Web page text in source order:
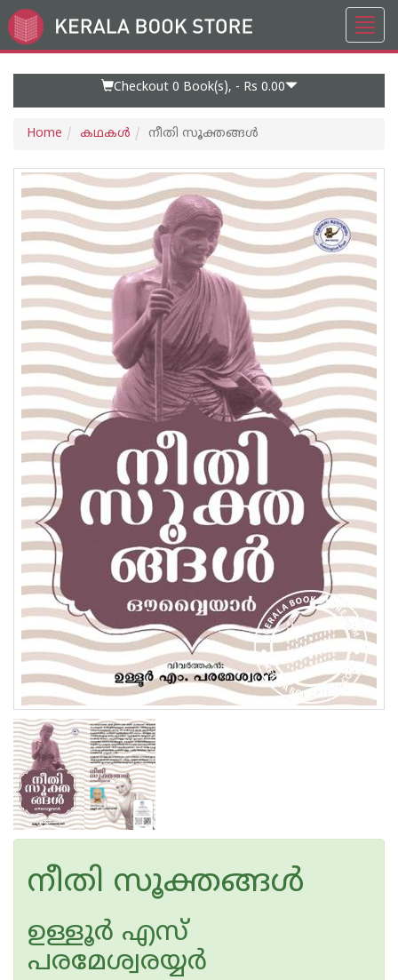
Go
to
Checkout 0 Book(s), - Rs 0.00
Home കഥകള്‍ നീതി സൂക്തങ്ങള്‍
നീതി സൂക്തങ്ങള്‍
ഉള്ളൂര്‍ എസ്
പരമേശ്വരയ്യര്‍